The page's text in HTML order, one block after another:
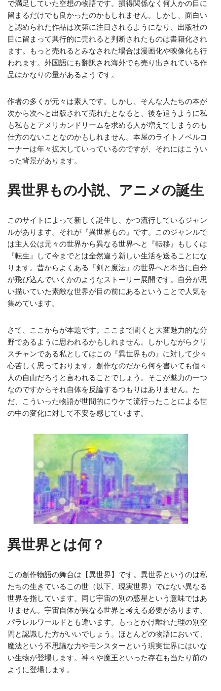
で満足していた空想の物語です。損得関係なく何人かの目に
留まるだけでも良かったのかもしれません。しかし、面白い
と認められた作品は次第に注目されるようになり、出版社の
目に留まって興行的に売れると判断されたものは書籍化され
ます。もっと売れるとみなされた場合は漫画化や映像化も行
われます。外国語にも翻訳され海外でも売り出されている作
品はかなりの量があるようです。
作者の多くが元々は素人です。しかし、そんな人たちの本が
次から次へと出版されて売れたとなると、後を追うように私
も私もとアメリカンドリームを求める人が増えてしまうのも
仕方のないことなのかもしれません。本屋のライトノベルコ
ーナーは年々拡大していっているのですが、それにはこうい
った背景があります。
異世界もの小説、アニメの誕生
このサイトによって新しく誕生し、かつ流行しているジャン
ルがあります。それが『異世界もの』です。このジャンルで
は主人公は元々の世界から異なる世界へと『転移』もしくは
『転生』して今までとは全然違う新しい生活を送ることにな
ります。昔からよくある『剣と魔法』の世界へと本当に自分
が飛び込んでいくかのようなストーリー展開です。自分が思
い描いていた素敵な世界が目の前にあるということで人気を
集めています。
さて、ここからが本題です。ここまで聞くと大変魅力的な分
野であるように思われるかもしれません。しかしながらクリ
スチャンである私としてはこの『異世界もの』に対して少々
心苦しく思っております。創作なのだから何を書いても個々
人の自由だろうと言われることでしょう。そこが魅力の一つ
なのですからそれ自体を反論するつもりはありません。た
だ、こういった物語が世間的にウケて流行ったことによる世
の中の変化に対して不安を感じています。
異世界とは何？
この創作物語の舞台は【異世界】です。異世界というのは私
たちの生きているこの世（以下、現実世界）ではない異なる
世界を指しています。同じ宇宙の別の惑星という意味ではあ
りません。宇宙自体が異なる世界と考える必要があります。
パラレルワールドとも違います。もっとかけ離れた理の別空
間と認識した方がいいでしょう。ほとんどの物語において、
魔法という不思議な力やモンスターという現実世界にはいな
い生物が登場します。神々や魔王といった存在も当たり前の
ように登場します。